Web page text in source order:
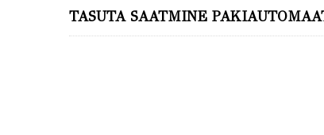
TASUTA SAATMINE